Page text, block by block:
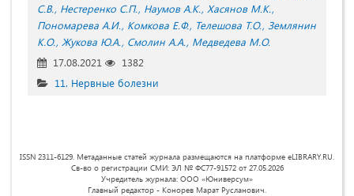
С.В. Нестеренко С.П. Наумов А.К. Хасянов М.К.
Пономарева А.И. Комкова Е.Ф. Телешова Т.О. Землянин
К.О. Жукова Ю.А. Смолин А.А. Медведева М.О.
17.08.2021
1382
11. Нервные болезни
ISSN 2311-6129. Метаданные статей журнала размещаются на платформе eLIBRARY.RU.
Св-во о регистрации СМИ: ЭЛ № ФС77-91572 от 27.05.2026
Учредитель журнала: ООО «Юниверсум»
Главный редактор - Конорев Марат Русланович.